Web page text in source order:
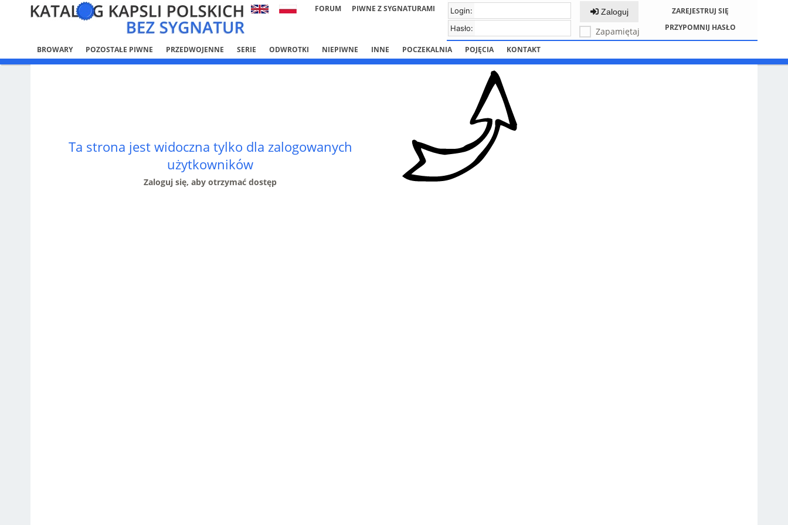
FORUM PIWNE Z SYGNATURAMI
Login:
Hasło:
Zaloguj
Zapamiętaj
ZAREJESTRUJ SIĘ
PRZYPOMNIJ HASŁO
BROWARY POZOSTAŁE PIWNE PRZEDWOJENNE SERIE ODWROTKI NIEPIWNE INNE POCZEKALNIA POJĘCIA KONTAKT
Ta strona jest widoczna tylko dla zalogowanych
użytkowników
Zaloguj się, aby otrzymać dostęp